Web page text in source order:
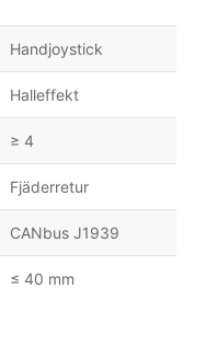
Handjoystick
Halleffekt
≥ 4
Fjäderretur
CANbus J1939
≤ 40 mm